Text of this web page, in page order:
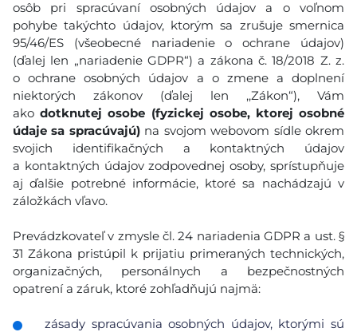
osôb pri spracúvaní osobných údajov a o voľnom
pohybe takýchto údajov, ktorým sa zrušuje smernica
95/46/ES (všeobecné nariadenie o ochrane údajov)
(ďalej len „nariadenie GDPR“) a zákona č. 18/2018 Z. z.
o ochrane osobných údajov a o zmene a doplnení
niektorých zákonov (ďalej len ,,Zákon“), Vám
akodotknutej osobe (fyzickej osobe, ktorej osobné
údaje sa spracúvajú)na svojom webovom sídle okrem
svojich identifikačných a kontaktných údajov
a kontaktných údajov zodpovednej osoby, sprístupňuje
aj ďalšie potrebné informácie, ktoré sa nachádzajú v
záložkách vľavo.
Prevádzkovateľ v zmysle čl. 24 nariadenia GDPR a ust. §
31 Zákona pristúpil k prijatiu primeraných technických,
organizačných, personálnych a bezpečnostných
opatrení a záruk, ktoré zohľadňujú najmä:
zásady spracúvania osobných údajov, ktorými sú